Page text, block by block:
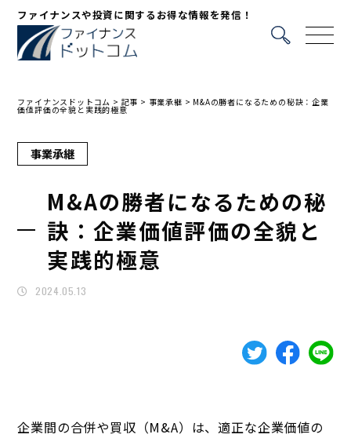
ファイナンスや投資に関するお得な情報を発信！
ファイナンスドットコム > 記事 > 事業承継 > M&Aの勝者になるための秘訣：企業
価値評価の全貌と実践的極意
事業承継
M&Aの勝者になるための秘
訣：企業価値評価の全貌と
実践的極意
2024.05.13
企業間の合併や買収（M&A）は、適正な企業価値の